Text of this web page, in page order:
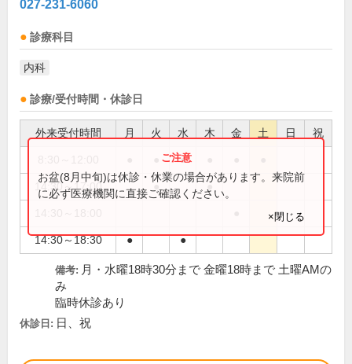
027-231-6060
診療科目
内科
診療/受付時間・休診日
外来受付時間 月 火 水 木 金 土 日 祝
●
14:30～17:00 ● ●
14:30～18:30 ● ●
お盆(8月中旬)は休診・休業の場合があります。来院前
に必ず医療機関に直接ご確認ください。
×閉じる
備考: 月・水曜18時30分まで 金曜18時まで 土曜AMの
み
臨時休診あり
休診日: 日、祝